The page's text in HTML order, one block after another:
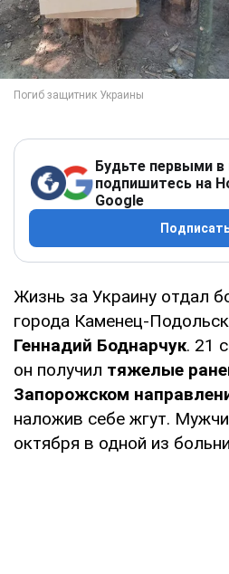
Будьте первыми в
подпишитесь на
Google
Жизнь за Украину отдал
города Каменец-
Геннадий Боднарчук. 21
он получил тяжелые
Запорожском
наложив себе жгут.
октября в одной из